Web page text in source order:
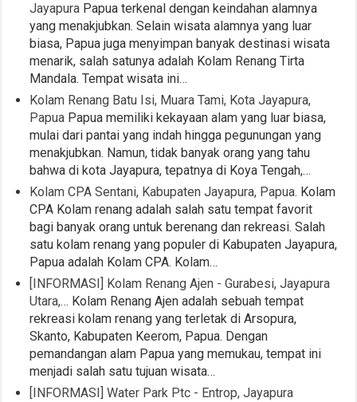
Jayapura Papua terkenal dengan keindahan alamnya
yang menakjubkan. Selain wisata alamnya yang luar
biasa, Papua juga menyimpan banyak destinasi wisata
menarik, salah satunya adalah Kolam Renang Tirta
Mandala. Tempat wisata ini…
Kolam Renang Batu Isi, Muara Tami, Kota Jayapura,
Papua Papua memiliki kekayaan alam yang luar biasa,
mulai dari pantai yang indah hingga pegunungan yang
menakjubkan. Namun, tidak banyak orang yang tahu
bahwa di kota Jayapura, tepatnya di Koya Tengah,…
Kolam CPA Sentani, Kabupaten Jayapura, Papua. Kolam
CPA Kolam renang adalah salah satu tempat favorit
bagi banyak orang untuk berenang dan rekreasi. Salah
satu kolam renang yang populer di Kabupaten Jayapura,
Papua adalah Kolam CPA. Kolam…
[INFORMASI] Kolam Renang Ajen - Gurabesi, Jayapura
Utara,… Kolam Renang Ajen adalah sebuah tempat
rekreasi kolam renang yang terletak di Arsopura,
Skanto, Kabupaten Keerom, Papua. Dengan
pemandangan alam Papua yang memukau, tempat ini
menjadi salah satu tujuan wisata…
[INFORMASI] Water Park Ptc - Entrop, Jayapura